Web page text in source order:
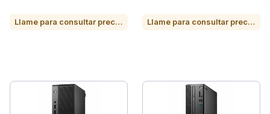
Llame para consultar precio o para comprar Llame para consultar precio o para comprar